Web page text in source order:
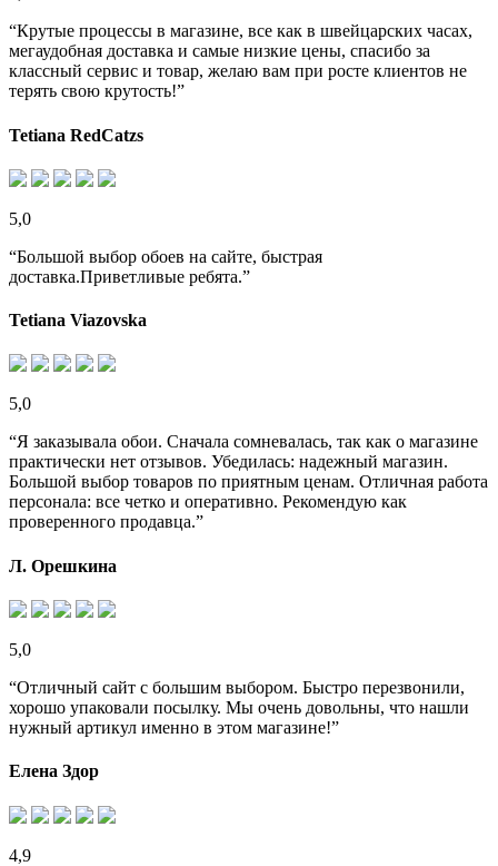
“Крутые процессы в магазине, все как в швейцарских часах,
мегаудобная доставка и самые низкие цены, спасибо за
классный сервис и товар, желаю вам при росте клиентов не
терять свою крутость!”
Tetiana RedCatzs
5,0
“Большой выбор обоев на сайте, быстрая
доставка.Приветливые ребята.”
Tetiana Viazovska
5,0
“Я заказывала обои. Сначала сомневалась, так как о магазине
практически нет отзывов. Убедилась: надежный магазин.
Большой выбор товаров по приятным ценам. Отличная работа
персонала: все четко и оперативно. Рекомендую как
проверенного продавца.”
Л. Орешкина
5,0
“Отличный сайт с большим выбором. Быстро перезвонили,
хорошо упаковали посылку. Мы очень довольны, что нашли
нужный артикул именно в этом магазине!”
Елена Здор
4,9